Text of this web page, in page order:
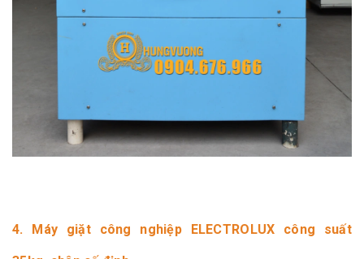
4. Máy giặt công nghiệp ELECTROLUX công suất